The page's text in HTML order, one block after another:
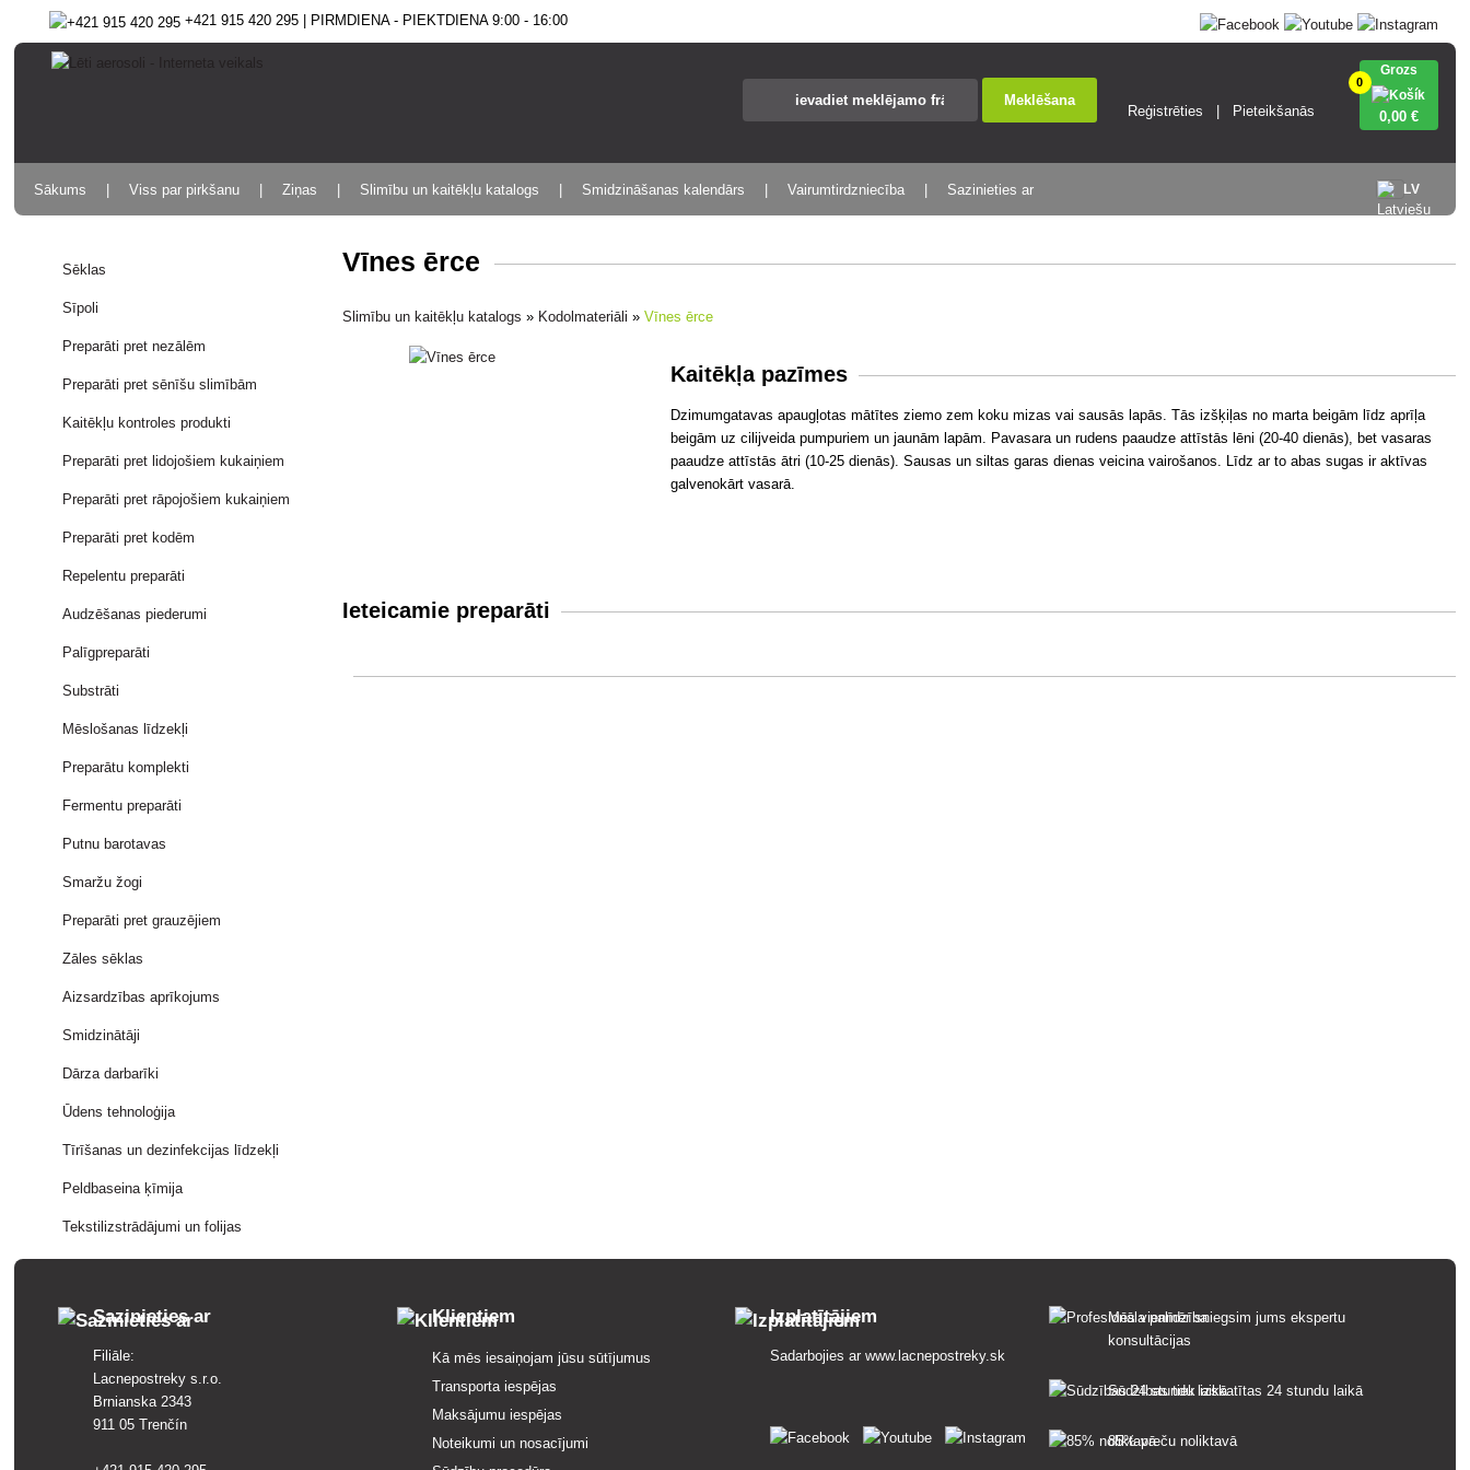
+421 915 420 295 | PIRMDIENA - PIEKTDIENA 9:00 - 16:00
Meklēšana
Reģistrēties Pieteikšanās
0
Grozs
0,00 €
LV
Sākums Viss par pirkšanu Ziņas Slimību un kaitēkļu katalogs Smidzināšanas kalendārs Vairumtirdzniecība Sazinieties ar
Sēklas
Sīpoli
Preparāti pret nezālēm
Preparāti pret sēnīšu slimībām
Kaitēkļu kontroles produkti
Preparāti pret lidojošiem kukaiņiem
Preparāti pret rāpojošiem kukaiņiem
Preparāti pret kodēm
Repelentu preparāti
Audzēšanas piederumi
Palīgpreparāti
Substrāti
Mēslošanas līdzekļi
Preparātu komplekti
Fermentu preparāti
Putnu barotavas
Smaržu žogi
Preparāti pret grauzējiem
Zāles sēklas
Aizsardzības aprīkojums
Smidzinātāji
Dārza darbarīki
Ūdens tehnoloģija
Tīrīšanas un dezinfekcijas līdzekļi
Peldbaseina ķīmija
Tekstilizstrādājumi un folijas
Vīnes ērce
Slimību un kaitēkļu katalogs » Kodolmateriāli »Vīnes ērce
Kaitēkļa pazīmes
Dzimumgatavas apaugļotas mātītes ziemo zem koku mizas vai sausās lapās. Tās izšķiļas no marta beigām līdz aprīļa
beigām uz cilijveida pumpuriem un jaunām lapām. Pavasara un rudens paaudze attīstās lēni (20-40 dienās), bet vasaras
paaudze attīstās ātri (10-25 dienās). Sausas un siltas garas dienas veicina vairošanos. Līdz ar to abas sugas ir aktīvas
galvenokārt vasarā.
Ieteicamie preparāti
Sazinieties ar
Filiāle:
Lacnepostreky s.r.o.
Brnianska 2343
911 05 Trenčín
Klientiem
Kā mēs iesaiņojam jūsu sūtījumus
Transporta iespējas
Maksājumu iespējas
Noteikumi un nosacījumi
Izplatītājiem
Sadarbojies arwww.lacnepostreky.sk
Mēs vienmēr sniegsim jums ekspertu
konsultācijas
Sūdzības tiek izskatītas 24 stundu laikā
85% preču noliktavā